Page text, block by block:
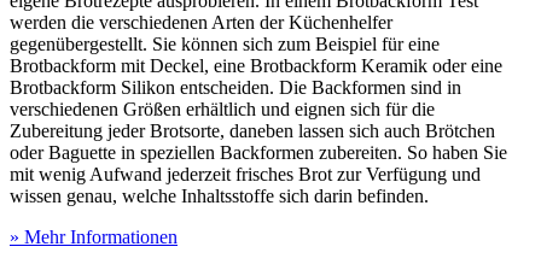
werden die verschiedenen Arten der Küchenhelfer
gegenübergestellt. Sie können sich zum Beispiel für eine
Brotbackform mit Deckel, eine Brotbackform Keramik oder eine
Brotbackform Silikon entscheiden. Die Backformen sind in
verschiedenen Größen erhältlich und eignen sich für die
Zubereitung jeder Brotsorte, daneben lassen sich auch Brötchen
oder Baguette in speziellen Backformen zubereiten. So haben Sie
mit wenig Aufwand jederzeit frisches Brot zur Verfügung und
wissen genau, welche Inhaltsstoffe sich darin befinden.
» Mehr Informationen